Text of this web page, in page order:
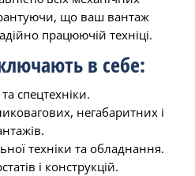
що ваш вантаж
працюючій техніці.
в себе:
спецтехніки.
негабаритних і
техніки та обладнання.
і конструкцій.